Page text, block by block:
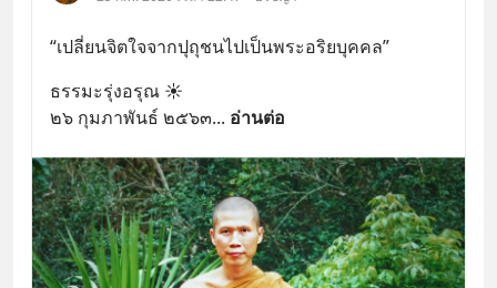
“เปลี่ยนจิตใจจากปุถุชนไปเป็นพระอริยบุคคล”
ธรรมะรุ่งอรุณ ☀️
๒๖ กุมภาพันธ์ ๒๕๖๓... อ่านต่อ